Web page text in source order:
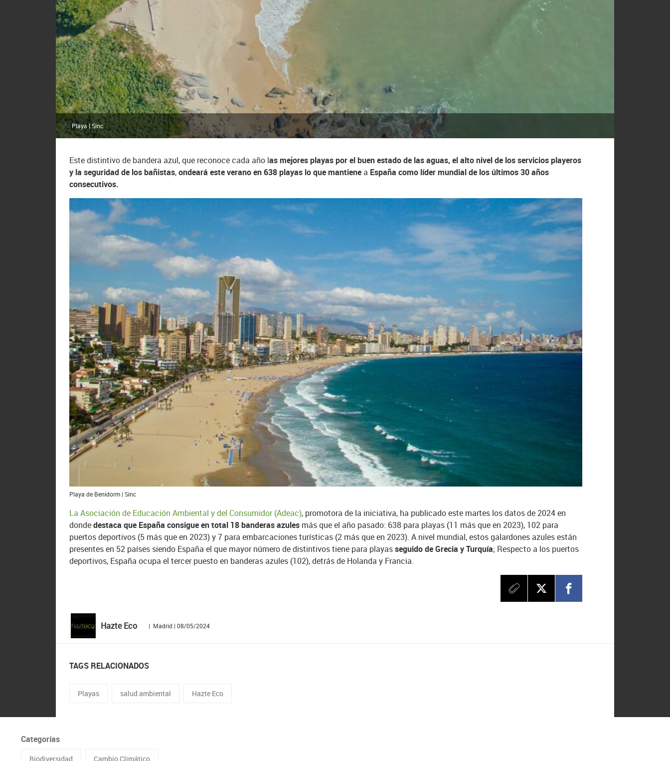
Playa | Sinc
Este distintivo de bandera azul, que reconoce cada año las mejores playas por el buen estado de las aguas, el alto nivel de los servicios playeros
y la seguridad de los bañistas,ondeará este verano en 638 playas lo quemantienea España como líder mundial de los últimos 30 años
consecutivos.
Playa de Benidorm | Sinc
La Asociación de Educación Ambiental y del Consumidor (Adeac), promotora de la iniciativa, ha publicado este martes los datos de 2024 en
dondedestaca que España consigue en total 18 banderas azules más que el año pasado: 638 para playas (11 más que en 2023), 102 para
puertos deportivos (5 más que en 2023) y 7 para embarcaciones turísticas (2 más que en 2023). A nivel mundial, estos galardones azules están
presentes en 52 países siendo España el que mayor número de distintivos tiene para playasseguido de Grecia y Turquía; Respecto a los puertos
deportivos, España ocupa el tercer puesto en banderas azules (102), detrás de Holanda y Francia.
Hazte Eco | Madrid | 08/05/2024
TAGS RELACIONADOS
Playas salud ambiental Hazte Eco
Categorías
Biodiversidad Cambio Climático